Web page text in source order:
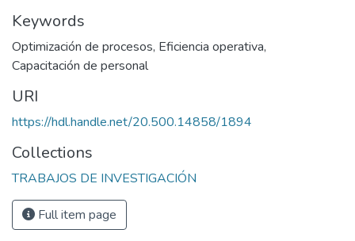
Keywords
Optimización de procesos, Eficiencia operativa,
Capacitación de personal
URI
https://hdl.handle.net/20.500.14858/1894
Collections
TRABAJOS DE INVESTIGACIÓN
Full item page